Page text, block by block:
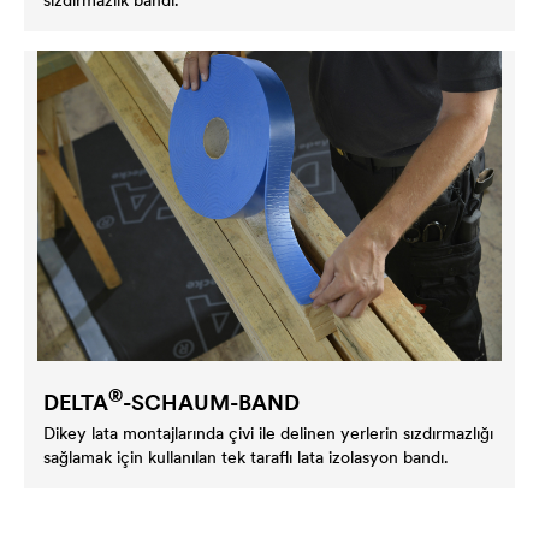
DELTA®-SCHAUM-BAND
Dikey lata montajlarında çivi ile delinen yerlerin sızdırmazlığı
sağlamak için kullanılan tek taraflı lata izolasyon bandı.